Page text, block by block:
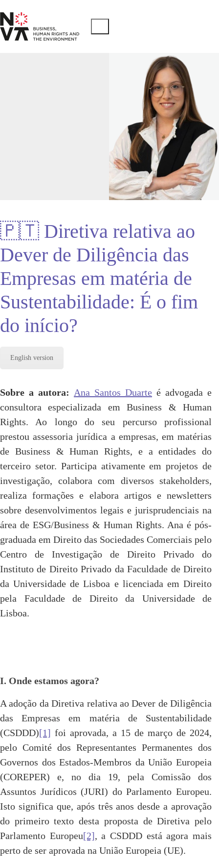
🇵🇹 Diretiva relativa ao
Dever de Diligência das
Empresas em matéria de
Sustentabilidade: É o fim
do início?
English version
Sobre a autora: Ana Santos Duarte é advogada e
consultora especializada em Business & Human
Rights. Ao longo do seu percurso profissional
prestou assessoria jurídica a empresas, em matérias
de Business & Human Rights, e a entidades do
terceiro setor. Participa ativamente em projetos de
investigação, colabora com diversos stakeholders,
realiza formações e elabora artigos e newsletters
sobre desenvolvimentos legais e jurisprudenciais na
área de ESG/Business & Human Rights. Ana é pós-
graduada em Direito das Sociedades Comerciais pelo
Centro de Investigação de Direito Privado do
Instituto de Direito Privado da Faculdade de Direito
da Universidade de Lisboa e licenciada em Direito
pela Faculdade de Direito da Universidade de
Lisboa.
I. Onde estamos agora?
A adoção da Diretiva relativa ao Dever de Diligência
das Empresas em matéria de Sustentabilidade
(CSDDD)[1] foi aprovada, a 15 de março de 2024,
pelo Comité dos Representantes Permanentes dos
Governos dos Estados-Membros da União Europeia
(COREPER) e, no dia 19, pela Comissão dos
Assuntos Jurídicos (JURI) do Parlamento Europeu.
Isto significa que, após três anos desde a aprovação
do primeiro texto desta proposta de Diretiva pelo
Parlamento Europeu[2], a CSDDD está agora mais
perto de ser aprovada na União Europeia (UE).